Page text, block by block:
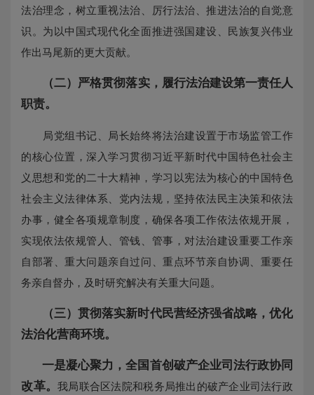
法治理念，树立重视法治、厉行法治、推进法治的自觉意
识。为以中国式现代化全面推进强国建设、民族复兴伟业
作出马尾新的更大贡献。
（二） 严格贯彻落实，履行法治建设第一责任人
职责。
局党组书记、局长始终将法治建设置于市场监管工作
的核心位置，深入学习贯彻习近平新时代中国特色社会主
义思想和党的二十大精神，学习以宪法为核心的中国特色
社会主义法律体系、党内法规，坚持依法民主决策和依法
办事，健全各项规章制度，确保各项工作依法依规开展，
实现依法依规管人、管钱、管事，对法治建设重要工作亲
自部署、重大问题亲自过问、重点环节亲自协调、重要任
务亲自督办，及时研究解决有关重大问题。
（三）贯彻落实新时代民营经济强省战略，优化
法治化营商环境。
一是凝心聚力，全国首创破产企业司法行政协同
改革。我局联合区法院和税务局推出的破产企业司法行政